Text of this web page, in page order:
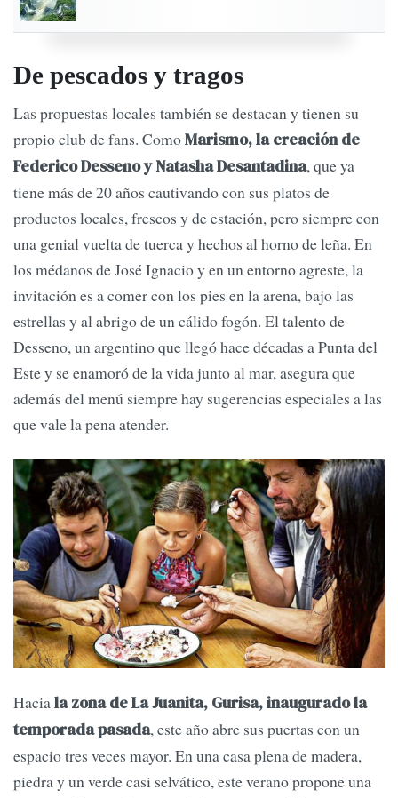
De pescados y tragos
Las propuestas locales también se destacan y tienen su
propio club de fans. ComoMarismo, la creación de
Federico Desseno y Natasha Desantadina, que ya
tiene más de 20 años cautivando con sus platos de
productos locales, frescos y de estación, pero siempre con
una genial vuelta de tuerca y hechos al horno de leña. En
los médanos de José Ignacio y en un entorno agreste, la
invitación es a comer con los pies en la arena, bajo las
estrellas y al abrigo de un cálido fogón. El talento de
Desseno, un argentino que llegó hace décadas a Punta del
Este y se enamoró de la vida junto al mar, asegura que
además del menú siempre hay sugerencias especiales a las
que vale la pena atender.
Haciala zona de La Juanita, Gurisa, inaugurado la
temporada pasada, este año abre sus puertas con un
espacio tres veces mayor. En una casa plena de madera,
piedra y un verde casi selvático, este verano propone una